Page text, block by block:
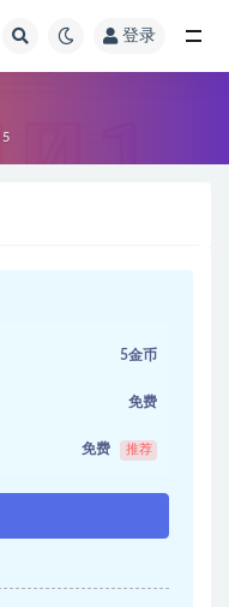
登录
5
5金币
免费
免费 推荐